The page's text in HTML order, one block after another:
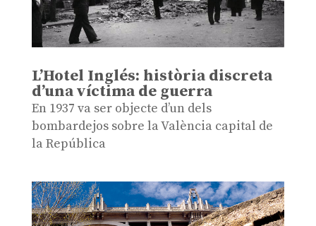
L’Hotel Inglés: història discreta
d’una víctima de guerra
En 1937 va ser objecte d’un dels
bombardejos sobre la València capital de
la República